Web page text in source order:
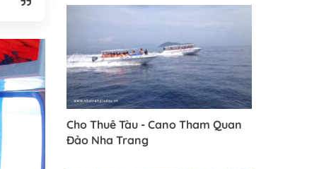
Cho Thuê Tàu - Cano Tham Quan
Đảo Nha Trang